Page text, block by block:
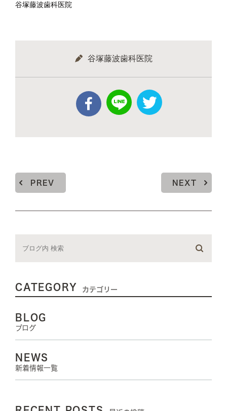
谷塚藤波歯科医院
谷塚藤波歯科医院
PREV NEXT
CATEGORY カテゴリー
BLOG
ブログ
NEWS
新着情報一覧